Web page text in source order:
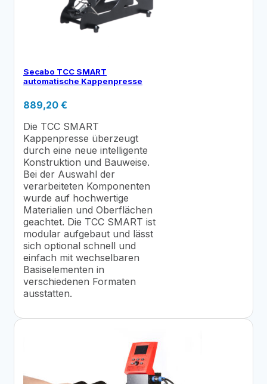
Secabo TCC SMART
automatische Kappenpresse
889,20 €
Die TCC SMART
Kappenpresse überzeugt
durch eine neue intelligente
Konstruktion und Bauweise.
Bei der Auswahl der
verarbeiteten Komponenten
wurde auf hochwertige
Materialien und Oberflächen
geachtet. Die TCC SMART ist
modular aufgebaut und lässt
sich optional schnell und
einfach mit wechselbaren
Basiselementen in
verschiedenen Formaten
ausstatten.